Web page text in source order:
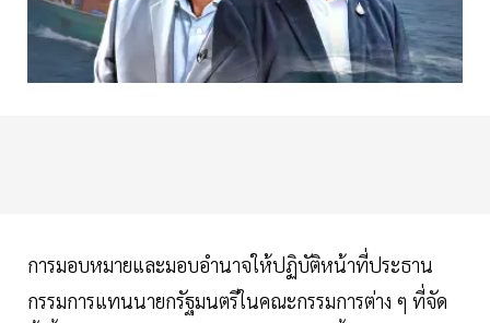
การมอบหมายและมอบอำนาจให้ปฏิบัติหน้าที่ประธาน
กรรมการแทนนายกรัฐมนตรีในคณะกรรมการต่าง ๆ ที่จัด